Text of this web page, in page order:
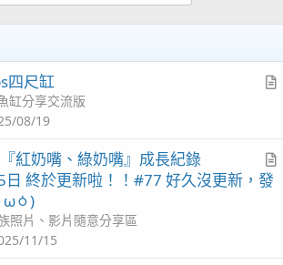
尺海水缸新年新記錄
c
四尺缸
缸分享交流版
08/19
紅奶嘴、綠奶嘴』成長紀錄
終於更新啦！！#77 好久沒更新，發
⁠ω⁠ㆁ⁠)
照片、影片隨意分享區
11/15